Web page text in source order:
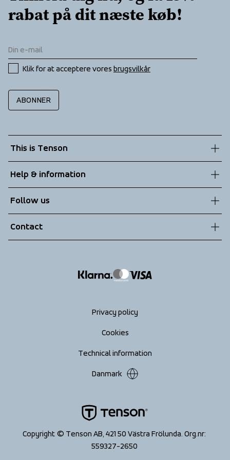
rabat på dit næste køb!
Klik for at acceptere vores brugsvilkår
ABONNER
This is Tenson
Sustainability
Technologies
Help & information
Terms & Conditions
Returns
Follow us
Contact
Copyright © Tenson AB, 421 50 Västra Frölunda. Org.nr:
559327-2650
Privacy policy
Cookies
Technical information
Danmark